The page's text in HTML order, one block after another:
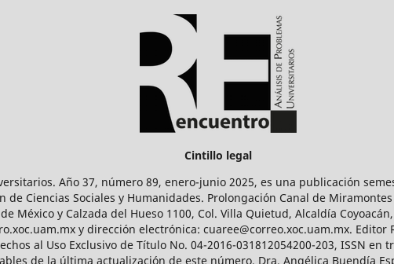
Cintillo legal
Año 37, número 89, enero-junio 2025, es una publicación
Ciencias Sociales y Humanidades. Prolongación Canal de Miramontes
México y Calzada del Hueso 1100, Col. Villa Quietud, Alcaldía
y dirección electrónica: cuaree@correo.xoc.uam.mx. Editor
al Uso Exclusivo de Título No. 04-2016-031812054200-203, ISSN
de la última actualización de este número, Dra. Angélica Buendía